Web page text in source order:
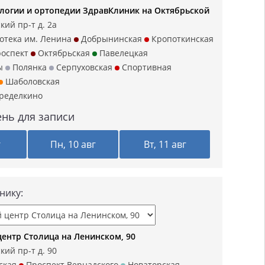
и ортопедии ЗдравКлиник на Октябрьской
пр-т д. 2а
им. Ленина
Добрынинская
Кропоткинская
Октябрьская
Павелецкая
Полянка Серпуховская
Спортивная
Шаболовская
для записи
Пн, 10 авг Вт, 11 авг
Столица на Ленинском, 90
пр-т д. 90